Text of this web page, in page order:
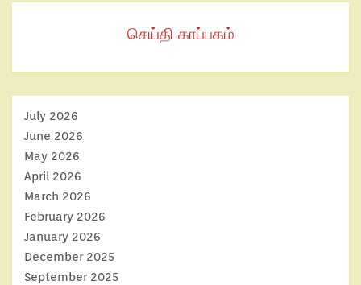
செய்தி காப்பகம்
July 2026
June 2026
May 2026
April 2026
March 2026
February 2026
January 2026
December 2025
September 2025